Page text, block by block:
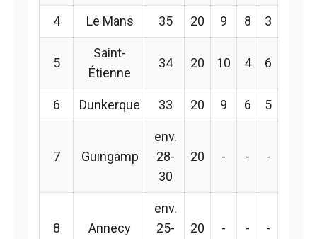
4 Le Mans 35 20 9 8 3
5
Saint-
Étienne
34 20 10 4 6
6 Dunkerque 33 20 9 6 5
7 Guingamp
env.
28-
30
20 - - -
8 Annecy
env.
25-
20 - - -